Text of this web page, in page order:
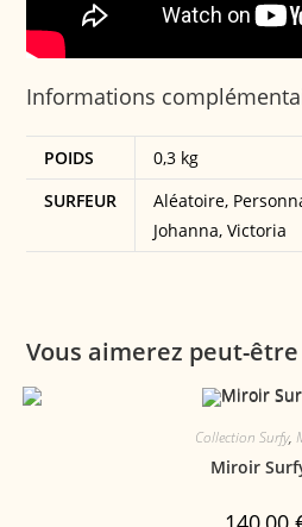
Informations
POIDS
0,3 kg
SURFEUR
Aléatoire,
Johanna, Victoria
Vous aimerez peut-
Collection Surfy,
Miroir